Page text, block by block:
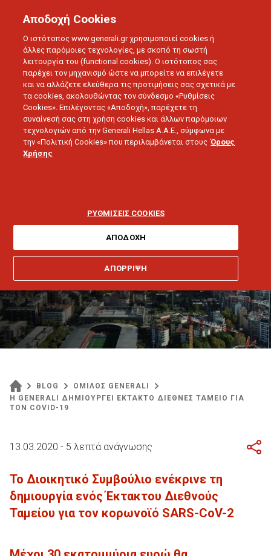
ΟΜΙΛΟΣ GENERALI
για τον Covid-19
BLOG
ΟΜΙΛΟΣ GENERALI
Η GENERALI ΔΗΜΙΟΥΡΓΕΙ ΕΚΤΑΚΤΟ ΔΙΕΘΝΕΣ ΤΑΜΕΙΟ ΓΙΑ
ΤΟΝ COVID-19
13.03.2020 - 5 λεπτά ανάγνωσης
Το Διοικητικό Συμβούλιο ενέκρινε τη
δημιουργία ενός Έκτακτου Διεθνούς
Ταμείου για τον κορωνοϊό SARS-CoV-2
Αποδοχή Cookies
Ο ιστότοπος www.generali.gr χρησιμοποιεί cookies ή
άλλες παρόμοιες τεχνολογίες, με σκοπό τη σωστή
λειτουργία του (functional cookies). Ο ιστότοπος σας
παρέχει τον μηχανισμό ώστε να μπορείτε να επιλέγετε
και να αλλάζετε ελεύθερα τις προτιμήσεις σας σχετικά με
τα cookies, ακολουθώντας τον σύνδεσμο «Ρυθμίσεις
Cookies». Επιλέγοντας «Αποδοχή», παρέχετε τη
συναίνεσή σας στη χρήση cookies και άλλων παρόμοιων
τεχνολογιών από την Generali Hellas A.A.E., σύμφωνα με
την «Πολιτική Cookies» που περιλαμβάνεται στους Όρους
Χρήσης
ΡΥΘΜΙΣΕΙΣ COOKIES
ΑΠΟΡΡΙΨΗ
ΑΠΟΔΟΧΗ